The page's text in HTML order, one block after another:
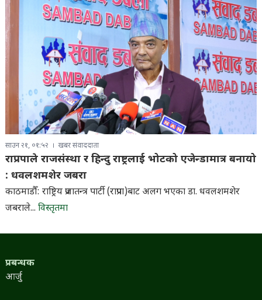
साउन २१, ०१:५२ खबर संवाददाता
राप्रपाले राजसंस्था र हिन्दु राष्ट्रलाई भोटको एजेन्डामात्र बनायो
: धवलशमशेर जबरा
काठमाडौँ: राष्ट्रिय प्रजातन्त्र पार्टी (राप्रपा)बाट अलग भएका डा. धवलशमशेर
जबराले... विस्तृतमा
प्रबन्धक
आर्जु